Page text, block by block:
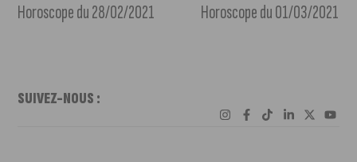
Horoscope du 28/02/2021 Horoscope du 01/03/2021
SUIVEZ-NOUS :